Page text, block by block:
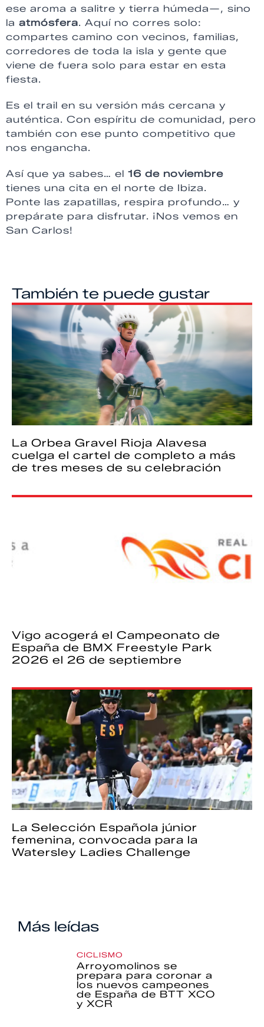
ese aroma a salitre y tierra húmeda—, sino
la atmósfera. Aquí no corres solo:
compartes camino con vecinos, familias,
corredores de toda la isla y gente que
viene de fuera solo para estar en esta
fiesta.
Es el trail en su versión más cercana y
auténtica. Con espíritu de comunidad, pero
también con ese punto competitivo que
nos engancha.
Así que ya sabes… el 16 de noviembre
tienes una cita en el norte de Ibiza.
Ponte las zapatillas, respira profundo… y
prepárate para disfrutar. ¡Nos vemos en
San Carlos!
También te puede gustar
La Orbea Gravel Rioja Alavesa
cuelga el cartel de completo a más
de tres meses de su celebración
Vigo acogerá el Campeonato de
España de BMX Freestyle Park
2026 el 26 de septiembre
La Selección Española júnior
femenina, convocada para la
Watersley Ladies Challenge
Más leídas
CICLISMO
Arroyomolinos se
prepara para coronar a
los nuevos campeones
de España de BTT XCO
y XCR